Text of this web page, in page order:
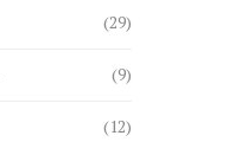
(29)
(9)
(12)